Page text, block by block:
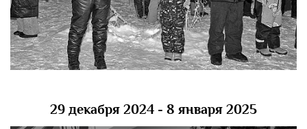
29 декабря 2024 - 8 января 2025